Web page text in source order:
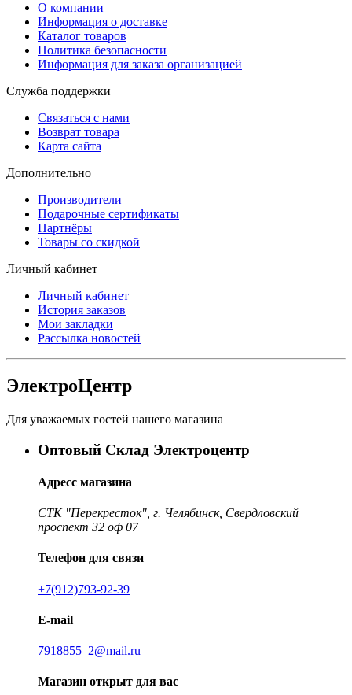
О компании
Информация о доставке
Каталог товаров
Политика безопасности
Информация для заказа организацией
Служба поддержки
Связаться с нами
Возврат товара
Карта сайта
Дополнительно
Производители
Подарочные сертификаты
Партнёры
Товары со скидкой
Личный кабинет
Личный кабинет
История заказов
Мои закладки
Рассылка новостей
ЭлектроЦентр
Для уважаемых гостей нашего магазина
Оптовый Склад Электроцентр
Адресс магазина
СТК "Перекресток", г. Челябинск, Свердловский
проспект 32 оф 07
Телефон для связи
+7(912)793-92-39
E-mail
7918855_2@mail.ru
Магазин открыт для вас